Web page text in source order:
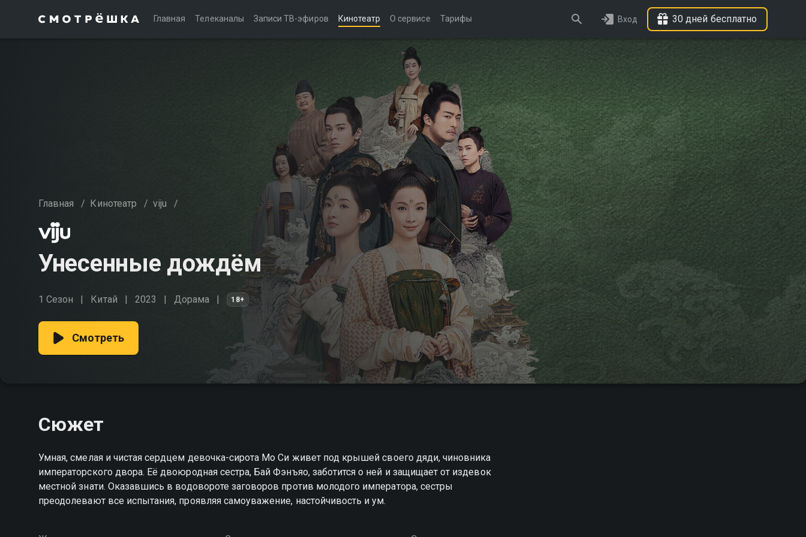
Главная Телеканалы Записи ТВ-эфиров Кинотеатр О сервисе Тарифы Вход 30 дней бесплатно
Главная / Кинотеатр / viju /
Унесенные дождём
1 Сезон Китай 2023 Дорама 18+
Смотреть
Сюжет
Умная, смелая и чистая сердцем девочка-сирота Мо Си живет под крышей своего дяди, чиновника
императорского двора. Её двоюродная сестра, Бай Фэнъяо, заботится о ней и защищает от издевок
местной знати. Оказавшись в водовороте заговоров против молодого императора, сестры
преодолевают все испытания, проявляя самоуважение, настойчивость и ум.